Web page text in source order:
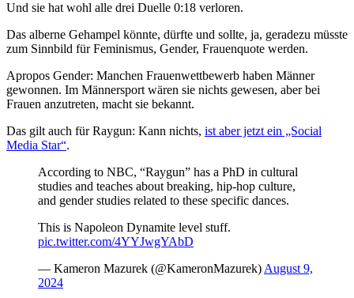
Und sie hat wohl alle drei Duelle 0:18 verloren.
Das alberne Gehampel könnte, dürfte und sollte, ja, geradezu müsste
zum Sinnbild für Feminismus, Gender, Frauenquote werden.
Apropos Gender: Manchen Frauenwettbewerb haben Männer
gewonnen. Im Männersport wären sie nichts gewesen, aber bei
Frauen anzutreten, macht sie bekannt.
Das gilt auch für Raygun: Kann nichts, ist aber jetzt ein „Social
Media Star“.
According to NBC, “Raygun” has a PhD in cultural
studies and teaches about breaking, hip-hop culture,
and gender studies related to these specific dances.
This is Napoleon Dynamite level stuff.
pic.twitter.com/4YYJwgYAbD
— Kameron Mazurek (@KameronMazurek)August 9,
2024